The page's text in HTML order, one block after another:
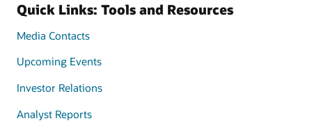
Quick Links: Tools and Resources
Media Contacts
Upcoming Events
Investor Relations
Analyst Reports